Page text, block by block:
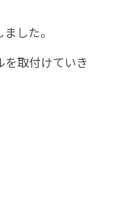
した。
を取付けていき